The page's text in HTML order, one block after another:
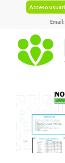
Acceso